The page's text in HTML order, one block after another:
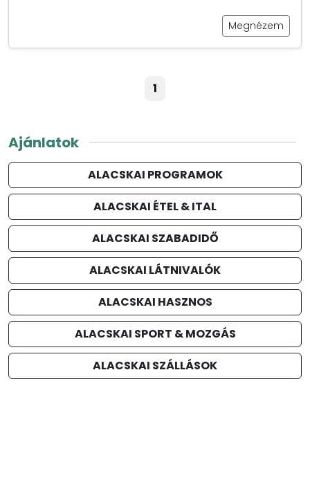
Megnézem
1
Ajánlatok
ALACSKAI PROGRAMOK
ALACSKAI ÉTEL & ITAL
ALACSKAI SZABADIDŐ
ALACSKAI LÁTNIVALÓK
ALACSKAI HASZNOS
ALACSKAI SPORT & MOZGÁS
ALACSKAI SZÁLLÁSOK